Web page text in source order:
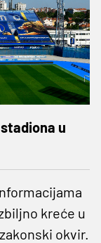
u
kreće u
okvir.